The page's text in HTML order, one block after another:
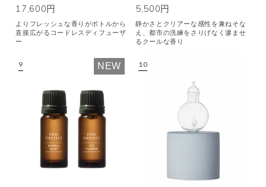
17,600円
よりフレッシュな香りがボトルから
直接広がるコードレスディフューザ
ー
5,500円
静かさとクリアーな感性を兼ねそな
え、都市の洗練をさりげなく滲ませ
るクールな香り
NEW